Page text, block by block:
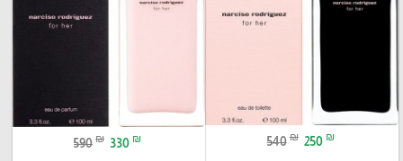
540 ₪ 250 ₪
590 ₪ 330 ₪